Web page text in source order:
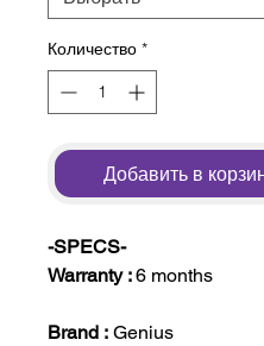
Количество *
Добавить в
-SPECS-
Warranty :6 months
Brand : Genius